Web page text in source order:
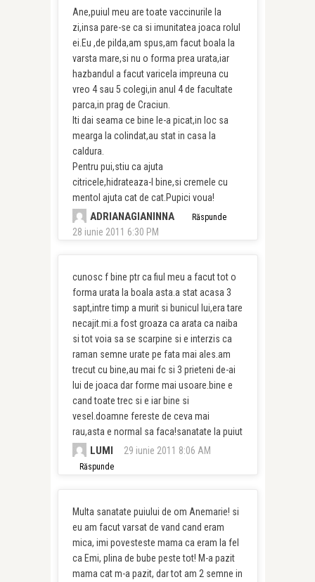
Ane,puiul meu are toate vaccinurile la
zi,insa pare-se ca si imunitatea joaca rolul
ei.Eu ,de pilda,am spus,am facut boala la
varsta mare,si nu o forma prea urata,iar
hazbandul a facut varicela impreuna cu
vreo 4 sau 5 colegi,in anul 4 de facultate
parca,in prag de Craciun.
Iti dai seama ce bine le-a picat,in loc sa
mearga la colindat,au stat in casa la
caldura.
Pentru pui,stiu ca ajuta
citricele,hidrateaza-l bine,si cremele cu
mentol ajuta cat de cat.Pupici voua!
ADRIANAGIANINNA
28 iunie 2011 6:30 PM
Răspunde
cunosc f bine ptr ca fiul meu a facut tot o
forma urata la boala asta.a stat acasa 3
sapt,intre timp a murit si bunicul lui,era tare
necajit.mi.a fost groaza ca arata ca naiba
si tot voia sa se scarpine si e interzis ca
raman semne urate pe fata mai ales.am
trecut cu bine,au mai fc si 3 prieteni de-ai
lui de joaca dar forme mai usoare.bine e
cand toate trec si e iar bine si
vesel.doamne fereste de ceva mai
rau,asta e normal sa faca!sanatate la puiut
LUMI 29 iunie 2011 8:06 AM
Răspunde
Multa sanatate puiului de om Anemarie! si
eu am facut varsat de vand cand eram
mica, imi povesteste mama ca eram la fel
ca Emi, plina de bube peste tot! M-a pazit
mama cat m-a pazit, dar tot am 2 semne in